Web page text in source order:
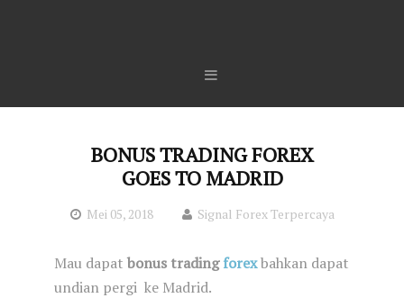
Skip to content
BONUS TRADING FOREX
GOES TO MADRID
Mei 05, 2018 Signal Forex Terpercaya
Mau dapatbonus tradingforexbahkan dapat
undian pergi ke Madrid.